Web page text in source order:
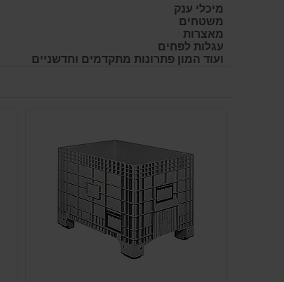
מיכלי ענק
משטחים
מאצרות
עגלות לפחים
ועוד המון פתרונות מתקדמים וחדשניים